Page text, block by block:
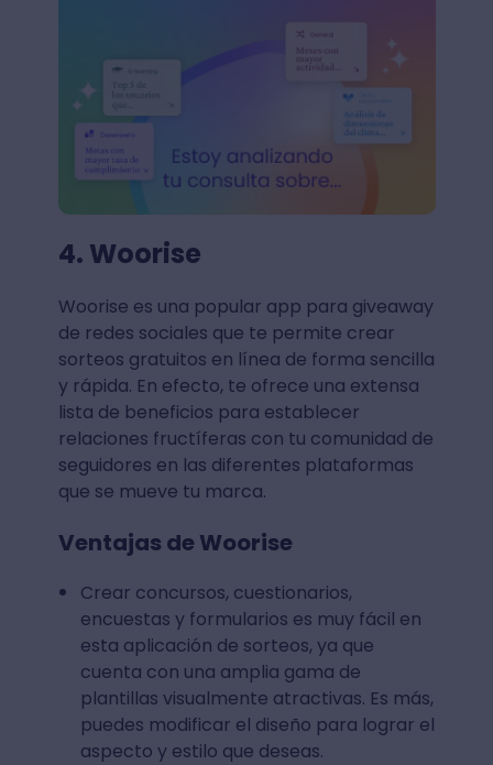
4. Woorise
Woorise es una popular app para giveaway
de redes sociales que te permite crear
sorteos gratuitos en línea de forma sencilla
y rápida. En efecto, te ofrece una extensa
lista de beneficios para establecer
relaciones fructíferas con tu comunidad de
seguidores en las diferentes plataformas
que se mueve tu marca.
Ventajas de Woorise
Crear concursos, cuestionarios,
encuestas y formularios es muy fácil en
esta aplicación de sorteos, ya que
cuenta con una amplia gama de
plantillas visualmente atractivas. Es más,
puedes modificar el diseño para lograr el
aspecto y estilo que deseas.